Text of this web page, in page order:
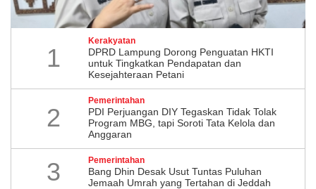
1
Kerakyatan
DPRD Lampung Dorong Penguatan HKTI
untuk Tingkatkan Pendapatan dan
Kesejahteraan Petani
2
Pemerintahan
PDI Perjuangan DIY Tegaskan Tidak Tolak
Program MBG, tapi Soroti Tata Kelola dan
Anggaran
3 Pemerintahan
Bang Dhin Desak Usut Tuntas Puluhan
Jemaah Umrah yang Tertahan di Jeddah